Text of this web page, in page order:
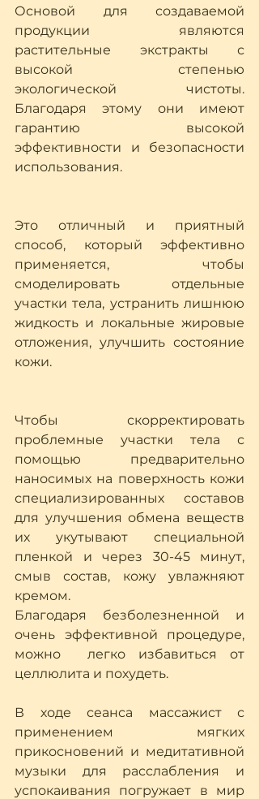
Основой для создаваемой
продукции являются
растительные экстракты с
высокой степенью
экологической чистоты.
Благодаря этому они имеют
гарантию высокой
эффективности и безопасности
использования.
Это отличный и приятный
способ, который эффективно
применяется, чтобы
смоделировать отдельные
участки тела, устранить лишнюю
жидкость и локальные жировые
отложения, улучшить состояние
кожи.
Чтобы скорректировать
проблемные участки тела с
помощью предварительно
наносимых на поверхность кожи
специализированных составов
для улучшения обмена веществ
их укутывают специальной
пленкой и через 30-45 минут,
смыв состав, кожу увлажняют
кремом.
Благодаря безболезненной и
очень эффективной процедуре,
можно  легко избавиться от
целлюлита и похудеть.
В ходе сеанса массажист с
применением мягких
прикосновений и медитативной
музыки для расслабления и
успокаивания погружает в мир